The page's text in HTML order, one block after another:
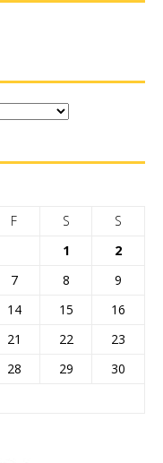
F S
S
1
2
7 8
9
14 15
16
21 22
23
28 29
30